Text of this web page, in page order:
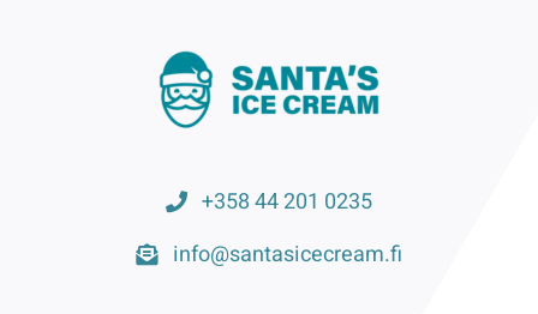
+358 44 201 0235
info@santasicecream.fi